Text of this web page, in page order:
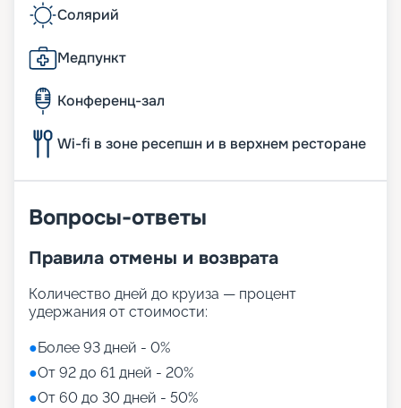
Солярий
Медпункт
Конференц-зал
Wi-fi в зоне ресепшн и в верхнем ресторане
Вопросы-ответы
Правила отмены и возврата
Количество дней до круиза — процент
удержания от стоимости:
●Более 93 дней - 0%
●От 92 до 61 дней - 20%
●От 60 до 30 дней - 50%